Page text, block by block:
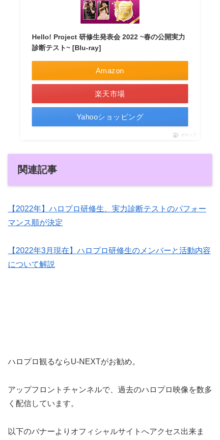
Hello! Project 研修生発表会 2022 ~春の公開実力
診断テスト~ [Blu-ray]
Amazon
楽天市場
Yahooショッピング
ポチップ
関連記事
【2022年】ハロプロ研修生、実力診断テストのパフォー
マンス順が決定
【2022年3月現在】ハロプロ研修生のメンバーと活動内容
について解説
ハロプロ観るならU-NEXTがお勧め。
アップフロントチャンネルで、過去のハロプロ映像を数多
く配信しています。
以下のバナーよりオフィシャルサイトへアクセス出来ま